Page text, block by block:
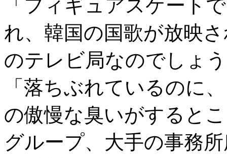
「フィギュアスケート
れ、韓国の国歌が放映
のテレビ局なのでしょ
「落ちぶれているのに
の傲慢な臭いがすると
グループ、大手の事務